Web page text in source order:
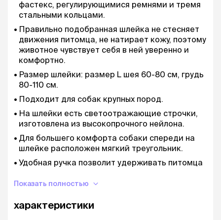
фастекс, регулирующимися ремнями и тремя
стальными кольцами.
Правильно подобранная шлейка не стесняет
движения питомца, не натирает кожу, поэтому
животное чувствует себя в ней уверенно и
комфортно.
Размер шлейки: размер L шея 60-80 см, грудь
80-110 см.
Подходит для собак крупных пород.
На шлейки есть светоотражающие строчки,
изготовлена из высокопрочного нейлона.
Для большего комфорта собаки спереди на
шлейке расположен мягкий треугольник.
Удобная ручка позволит удерживать питомца
Показать полностью
характеристики